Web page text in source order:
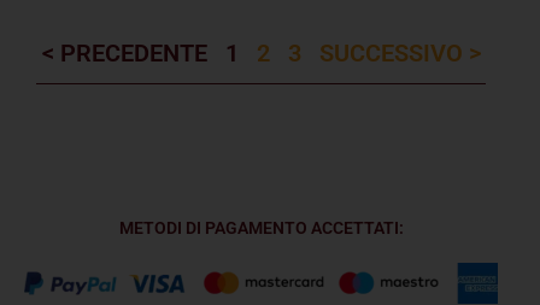
< PRECEDENTE 1 2 3 SUCCESSIVO >
METODI DI PAGAMENTO ACCETTATI: